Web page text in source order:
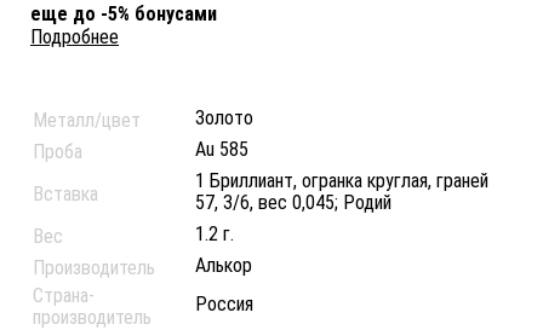
еще до -5% бонусами
Подробнее
Металл/цвет
Золото
Проба
Au 585
Вставка
1 Бриллиант, огранка круглая, граней
57, 3/6, вес 0,045; Родий
Вес
1.2 г.
Производитель
Алькор
Страна-
производитель
Россия